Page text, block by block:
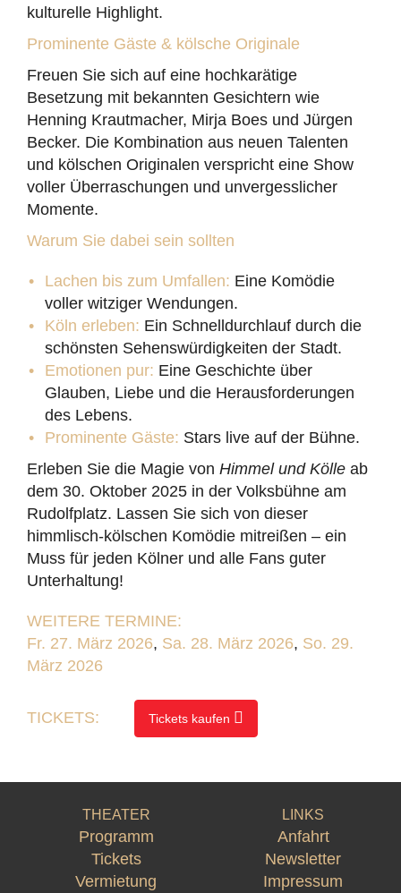
kulturelle Highlight.
Prominente Gäste & kölsche Originale
Freuen Sie sich auf eine hochkarätige
Besetzung mit bekannten Gesichtern wie
Henning Krautmacher, Mirja Boes und Jürgen
Becker. Die Kombination aus neuen Talenten
und kölschen Originalen verspricht eine Show
voller Überraschungen und unvergesslicher
Momente.
Warum Sie dabei sein sollten
Lachen bis zum Umfallen: Eine Komödie
voller witziger Wendungen.
Köln erleben: Ein Schnelldurchlauf durch die
schönsten Sehenswürdigkeiten der Stadt.
Emotionen pur: Eine Geschichte über
Glauben, Liebe und die Herausforderungen
des Lebens.
Prominente Gäste: Stars live auf der Bühne.
Erleben Sie die Magie von Himmel und Kölle ab
dem 30. Oktober 2025 in der Volksbühne am
Rudolfplatz. Lassen Sie sich von dieser
himmlisch-kölschen Komödie mitreißen – ein
Muss für jeden Kölner und alle Fans guter
Unterhaltung!
WEITERE TERMINE:
Fr. 27. März 2026, Sa. 28. März 2026, So. 29.
März 2026
TICKETS: Tickets kaufen
THEATER
Programm
Tickets
Vermietung
LINKS
Anfahrt
Newsletter
Impressum